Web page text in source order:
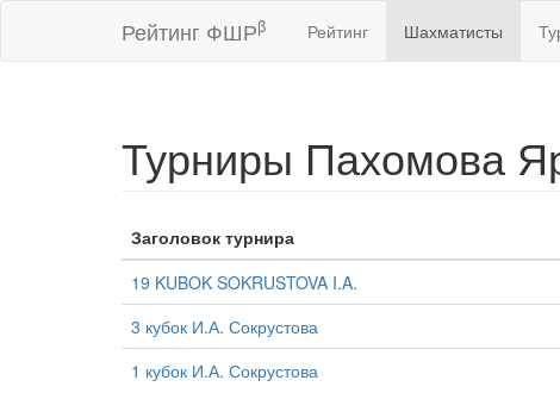
Рейтинг ФШРβ Рейтинг Шахматисты
Турниры Пахомова
Заголовок турнира
19 KUBOK SOKRUSTOVA I.A.
3 кубок И.А. Сокрустова
1 кубок И.А. Сокрустова